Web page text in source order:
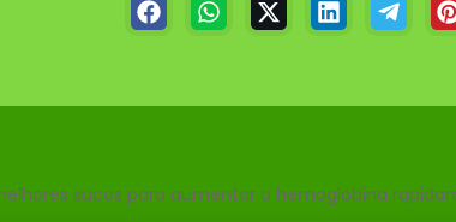
sucos para aumentar a hemoglobina